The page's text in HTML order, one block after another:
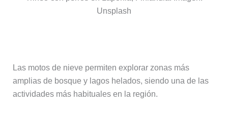
Unsplash
Las motos de nieve permiten explorar zonas más
amplias de bosque y lagos helados, siendo una de las
actividades más habituales en la región.